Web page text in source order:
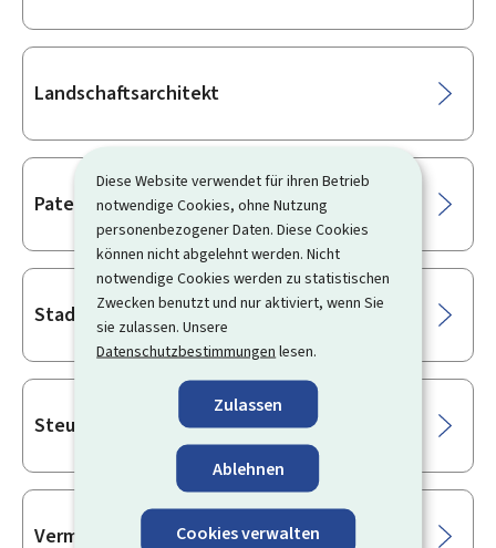
Diese Website verwendet für ihren Betrieb
notwendige Cookies, ohne Nutzung
personenbezogener Daten. Diese Cookies
können nicht abgelehnt werden. Nicht
notwendige Cookies werden zu statistischen
Zwecken benutzt und nur aktiviert, wenn Sie
sie zulassen. Unsere
Datenschutzbestimmungen lesen.
Zulassen
Ablehnen
Cookies verwalten
Landschaftsarchitekt
Patentanwalt
Stadt-/Raumplaner
Steuer- und Wirtschaftsberater
Vermessungstechniker